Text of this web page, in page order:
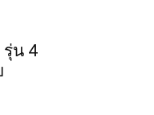
รุ่น 4